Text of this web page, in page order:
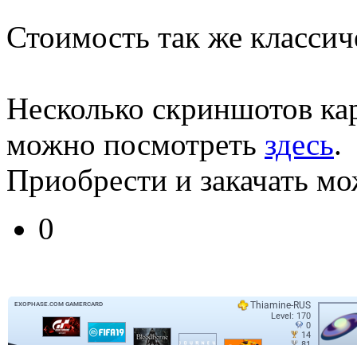
Стоимость так же
Несколько скриншотов
можно посмотреть здесь.
Приобрести и закачать
0